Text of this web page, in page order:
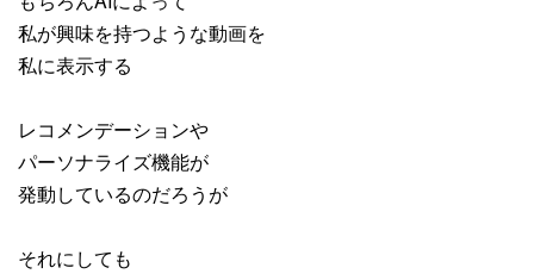
私が興味を持つような動画を
私に表示する
レコメンデーションや
パーソナライズ機能が
発動しているのだろうが
それにしても